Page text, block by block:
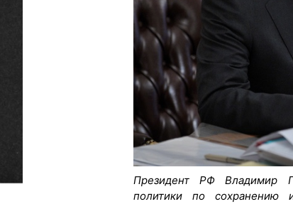
Президент РФ Владимир
политики по сохранению